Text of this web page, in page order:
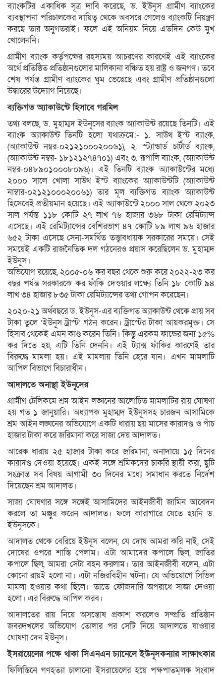
ব্যাংকটির একাধিক সূত্র দাবি করেছে, ড. ইউনূস গ্রামীণ ব্যাংকের
ব্যবস্থাপনা পরিচালকের দায়িত্ব থেকে অবসরে গেলেও ব্যাংকটি নিয়ন্ত্রণ
করছে তার অনুগতরাই। ফলে এই অনিয়ম নিয়ে এতদিন কেউ মুখ
খোলেননি।
গ্রামীণ ব্যাংক কর্তৃপক্ষের রহস্যময় আচরণের কারণেই এই ব্যাংকের
অর্থে প্রতিষ্ঠিত প্রতিষ্ঠানগুলোর মালিকানা বঞ্চিত হয় রাষ্ট্র ও জনগণ। তবে
শেষ পর্যন্ত গ্রামীণ ব্যাংকের ঘুম ভেঙেছে এবং গ্রামীণ প্রতিষ্ঠানগুলো
উদ্ধারের উদ্যোগ নিয়েছে।
ব্যক্তিগত অ্যাকাউন্টে হিসাবে গরমিল
তথ্য বলছে, ড. মুহাম্মদ ইউনূসের ব্যাংক অ্যাকাউন্ট রয়েছে তিনটি। এই
ব্যাংক অ্যাকাউন্ট তিনটি হলো যথাক্রমে:- ১. সাউথ ইস্ট ব্যাংক,
(অ্যাকাউন্ট নম্বর-০২১২১০০০২০০৬১), ২. স্ট্যান্ডার্ড চার্টার্ড ব্যাংক,
(অ্যাকাউন্ট নম্বর- ১৮১২১২৭৪৭০১) এবং ৩. রূপালি ব্যাংক, (অ্যাকাউন্ট
নম্বর-০৪৮৯০১০০০৮০৯৬)। এই তিনটি ব্যাংক অ্যাকাউন্টের মধ্যে
২০০০ সালে খোলা সাউথ ইস্ট ব্যাংকের অ্যাকাউন্টটি (অ্যাকাউন্ট
নাম্বার-০২১২১০০০২০০৬১) তার মূল ব্যক্তিগত ব্যাংক অ্যাকাউন্ট
হিসেবেই প্রতীয়মান হয়েছে। এই অ্যাকাউন্টে ২০০০ সাল থেকে ২০২৩
সাল পর্যন্ত ১১৮ কোটি ২৭ লাখ ৭৬ হাজার ৩৬৮ টাকা রেমিট্যান্স
এসেছে। এই রেমিট্যান্সের বেশিরভাগ ৪৭ কোটি ৮৯ লাখ ৯৬ হাজার
৬৫২ টাকা এসেছে সেনা-সমর্থিত তত্ত্বাবধায়ক সরকারের সময়ে। সেই
সময়েই একটি রাজনৈতিক দল গঠনেরও প্রয়াস করেছিলেন ড. মুহাম্মদ
ইউনূস।
অভিযোগ রয়েছে, ২০০৫-০৬ কর বছর থেকে শুরু করে ২০২২-২৩ কর
বছর পর্যন্ত সরকারকে কর ফাঁকি দেওয়ার লক্ষ্যে তিনি ১৮ কোটি ৯৪
লাখ ৩৪ হাজার ৮৩৫ টাকা রেমিট্যান্সের তথ্য গোপন করেছেন।
২০২০-২১ অর্থবছরে ড. ইউনূস-এর ব্যক্তিগত অ্যাকাউন্ট থেকে প্রায় সব
টাকা তুলে ‘ইউনূস ট্রাস্ট’ গঠন করেন। ট্রাস্টের টাকা আয়করমুক্ত। সে
হিসাব থেকেই এমন কাণ্ড করেন তিনি। কিন্তু এরকম ফান্ডের জন্য ১৫%
কর দিতে হয়, এটি তিনি দেননি। এই ট্যাক্স ফাঁকির কারণেই তার
বিরুদ্ধে মামলা হয়। এই মামলায় তিনি হেরে যান। এখন মামলাটি
আপিল বিভাগে বিচারাধীন।
আদালতে অনাস্থা ইউনূসের
গ্রামীণ টেলিকমে শ্রম আইন লঙ্ঘনের আলোচিত মামলাটির রায় ঘোষণা
হয় গত ১ জানুয়ারি। অধ্যাপক মুহাম্মদ ইউনূসসহ চারজন আসামিকে
শ্রম আইন লঙ্ঘনের অভিযোগে একটি ধারায় ছয় মাসের কারাদণ্ড ও পাঁচ
হাজার টাকা করে জরিমানা করে সাজা দেয় আদালত।
আরেক ধারায় ২৫ হাজার টাকা করে জরিমানা, অনাদায়ে ১৫ দিনের
কারাদণ্ড দেওয়া হয়েছে। একই সঙ্গে শ্রমিকদের চাকরি স্থায়ী করা, ছুটি
সংক্রান্ত সব বিষয় আগামী ৩০ দিনের মধ্যে সমাধান করতে নির্দেশ
দিয়েছেন শ্রম আদালত।
সাজা ঘোষণার সঙ্গে সঙ্গেই আসামিদের আইনজীবী জামিন আবেদন
করলে তা মঞ্জুর করেন আদালত। ফলে কারাগারে যেতে হয়নি ড.
ইউনূসকে।
আদালত থেকে বেরিয়ে ইউনূস বলেন, যে দোষ আমরা করি নাই, সেই
দোষের ওপরে শাস্তি পেলাম। এটা আমাদের কপালে ছিল, জাতির
কপালে ছিল, আমরা সেটা বহন করলাম। তার আইনজীবী বলেন, এটা
কোনো রায়ই হলো না। এটা নজিরবিহীন ঘটনা। যে অভিযোগে সিভিল
মামলা হওয়ার কথা ছিলে। তাতে ফৌজদারি অপরাধে সাজা দেওয়া
হলো। এর বিরুদ্ধে আপিল করব।
আদালতের রায় নিয়ে অসন্তোষ প্রকাশ করলেও সম্প্রতি প্রতিষ্ঠান
জবরদখলের অভিযোগ তোলার পর সেটি নিয়ে আদালতে যাওয়ার
ঘোষণা দেন ইউনূস।
ইসরায়েলের পক্ষে থাকা সিএনএন চ্যানেলে ইউনূসকন্যার সাক্ষাৎকার
ফিলিস্তিনে গণহত্যা চালানো ইসরায়েলের হয়ে পক্ষপাতমূলক সংবাদ